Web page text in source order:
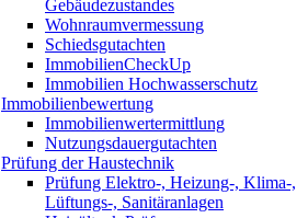
Gebäudezustandes
Wohnraumvermessung
Schiedsgutachten
ImmobilienCheckUp
Immobilien Hochwasserschutz
Immobilienbewertung
Immobilienwertermittlung
Nutzungsdauergutachten
Prüfung der Haustechnik
Prüfung Elektro-, Heizung-, Klima-,
Lüftungs-, Sanitäranlagen